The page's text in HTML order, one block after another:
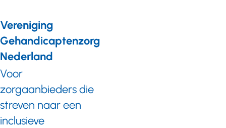
Vereniging
Gehandicaptenzorg
Nederland
Voor
zorgaanbieders die
streven naar een
inclusieve